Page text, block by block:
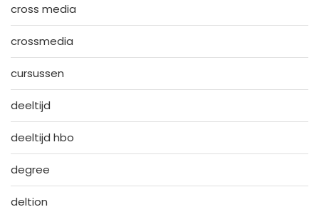
cross media
crossmedia
cursussen
deeltijd
deeltijd hbo
degree
deltion